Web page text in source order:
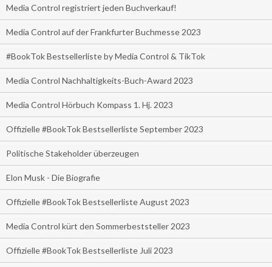
Media Control registriert jeden Buchverkauf!
Media Control auf der Frankfurter Buchmesse 2023
#BookTok Bestsellerliste by Media Control & TikTok
Media Control Nachhaltigkeits-Buch-Award 2023
Media Control Hörbuch Kompass 1. Hj. 2023
Offizielle #BookTok Bestsellerliste September 2023
Politische Stakeholder überzeugen
Elon Musk - Die Biografie
Offizielle #BookTok Bestsellerliste August 2023
Media Control kürt den Sommerbeststeller 2023
Offizielle #BookTok Bestsellerliste Juli 2023